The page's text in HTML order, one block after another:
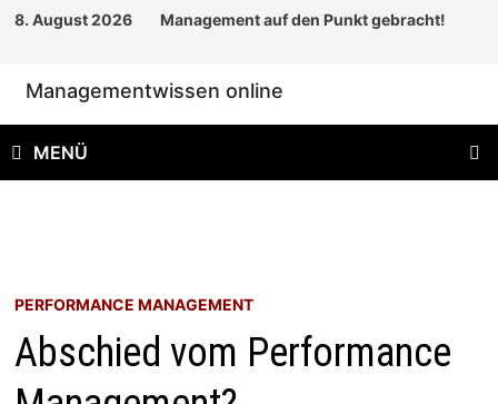
Zum
8. August 2026 Management auf den Punkt gebracht!
Managementwissen online
MENÜ
PERFORMANCE MANAGEMENT
Abschied vom Performance